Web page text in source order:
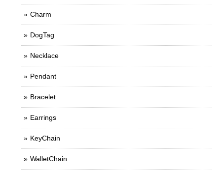
Charm
DogTag
Necklace
Pendant
Bracelet
Earrings
KeyChain
WalletChain